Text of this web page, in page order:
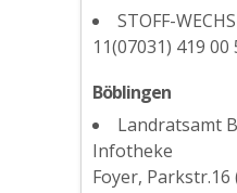
STOFF-
11(07031) 419 00
Böblingen
Landratsamt
Infotheke
Foyer, Parkstr.16